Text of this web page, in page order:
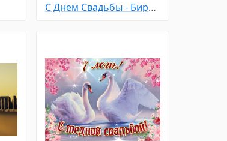
С Днем Свадьбы - Бирюзовая 18 лет